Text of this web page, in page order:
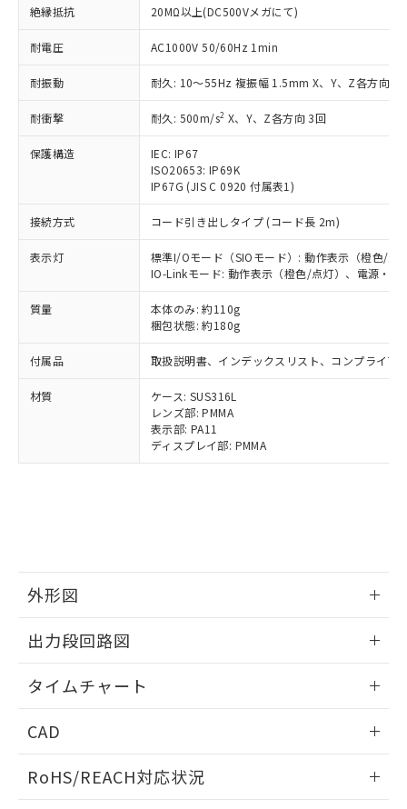
絶縁抵抗 20MΩ以上(DC500Vメガにて)
耐電圧 AC1000V 50/60Hz 1min
耐振動 耐久: 10～55Hz 複振幅 1.5mm X、Y、Z各方向 2h
耐衝撃 耐久: 500m/s2 X、Y、Z各方向 3回
保護構造
IEC: IP67
ISO20653: IP69K
IP67G (JIS C 0920 付属表1)
接続方式 コード引き出しタイプ (コード長 2m)
表示灯
標準I/Oモード（SIOモード）: 動作表示（橙色/点
IO-Linkモード: 動作表示（橙色/点灯）、電源・
質量
本体のみ: 約110g
梱包状態: 約180g
付属品 取扱説明書、インデックスリスト、コンプライア
材質
ケース: SUS316L
レンズ部: PMMA
表示部: PA11
ディスプレイ部: PMMA
外形図
出力段回路図
タイムチャート
CAD
ドすることができます。
RoHS/REACH対応状況
記載している更新日時点での社内デー
タに基づき作成されるものであり、閲
覧された時点での実際の在庫および標
準価格とは異なる場合があることをご
了承ください。
正式な納期状況および標準価格はお客
様のお取引先、またはお客様担当のオ
ムロン制御機器販売店・当社販売員に
ご相談ください。
オムロン制御機器販売店や当社販売拠
販売ネットワーク
」をご確認
ください。
在庫状況および標準価格結果を当社の
事前の承諾なく第三者に漏洩または開
示しないようお願いします。
マイパーツ機能（部品リスト作成サー
ビス）をご利用いただくには、I-Web
メンバーズにご登録されている必要が
あります。
お客様が当ウェブサイト上で当社にご
登録された部品リストについて、当社
および当社の共同利用者が、当社の製
品・サービスに関するお客様との取
引・商談に必要な範囲で利用すること
*EU RoHS指令（10物質）：
鉛(Pb) 1000ppm以下、 水銀(Hg) 1000ppm以下、 カド
類(PBB) 1000ppm以下、ポリ臭化ジフェニルエーテル類
(PBDE) 1000ppm以下、フタル酸ビス(2-エチルヘキシ
ル) (DEHP)(別名：DOP) 1000ppm以下、フタル酸ブチ
ルベンジル（BBP） 1000ppm以下、フタル酸ジブチル
（DBP） 1000ppm以下、フタル酸ジイソブチル
(DIBP) 1000ppm以下
但し、RoHS指令で産業用監視および制御機器に対する
適用除外項目は除く。
フタル酸エステル類の４物質については閾値を超える意
図的な使用がないことを確認しています。
※2 対応予定月
部品在庫の切り替え状況などにより、予定
月が前後することがあります。
※3 非含有証明書ダウンロード
下記の非含有証明書をダウンロードするこ
とができます。
ものではありません。
また、RoHS指令のフタル酸エステル類４
物質の対応では、対応完了までの期間は出
欄に対応日を記載しておりました。
既に当社にて対応品への在庫切替を完了
していることから、特段のことがない限
い合わせください。
*中国RoHS10物質の基準値 (GB/T26572)：
Pb(鉛) :1000ppm、 Hg(水銀) : 1000ppm、 Cd(カドミウ
Cr(Ⅵ)(六価クロム) : 1000ppm、 PBBs(ポリ臭化ビフェ
ニル類) : 1000ppm、 PBDEs(ポリ臭化ジフェニルエーテ
ル類) : 1000ppm、
ル) : 1000ppm、
DEHP(フタル酸ビス(2-エチルヘキシル)) : 1000ppm
※2 環境保護使用期限
「ｅ」：有害物質（10物質）のすべてが基
準値以下であることを示します。
「10」：通常の使用状況下において有害物
質が外部に漏えいし、環境に深刻な影響を
及ぼさない年数を意味します。
「－」：未確認です。当社販売部門へお問
い合わせください。
（以下｢規制貨物等」という）を輸出
または国外への提供する場合は、日本
国政府の輸出許可(または役務取引許
可)を取得するなどの必要な手続きを
とります。
当社は規制貨物を破棄する場合は、完
全に破砕するなど、違法に輸出されな
いよう必要な手段を講じます。
当社は貴社製品を、核兵器、ミサイ
ル、化学兵器、生物兵器またはその他
武器並びにこれらの製造装置等に一切
使用いたしません。
当社は、貴社製品を第三者に販売する
場合は、上記1、2および3の内容を当
該第三者に通知します。また当社は、
販売先および販売に係わる関係者が違
法に輸出するおそれがある場合は、取
り引きをいたしません。
説明
一定数以上の在庫あり
一定数には満たないが在庫あり
在庫なし(最新の在庫状況につ
いては、お客様のお取引先、ま
たはお客様担当のオムロン制御
機器販売店・当社販売員にご確
認ください)
受注生産機種、また在庫状況の
情報を公開していない機種